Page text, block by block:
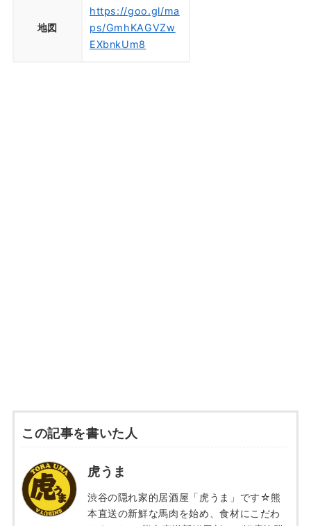
地図
https://goo.gl/ma
ps/GmhKAGVZw
EXbnkUm8
この記事を書いた人
虎うま
渋谷の隠れ家的居酒屋「虎うま」です☆熊
本直送の新鮮な馬肉を始め、食材にこだわ